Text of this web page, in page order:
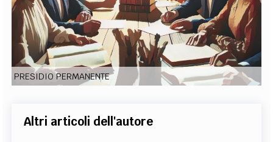
SOCIAL MEDIA
PRESIDIO PERMANENTE
Altri articoli dell'autore